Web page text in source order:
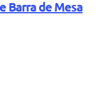
Barra de Mesa